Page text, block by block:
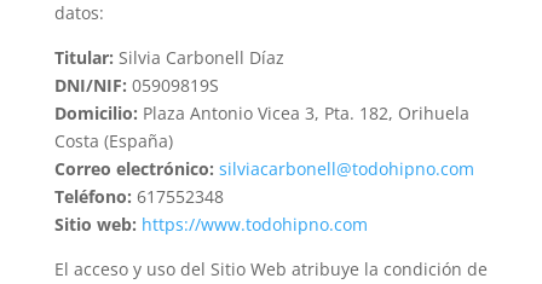
datos:
Titular: Silvia Carbonell Díaz
DNI/NIF: 05909819S
Domicilio: Plaza Antonio Vicea 3, Pta. 182, Orihuela
Costa (España)
Correo electrónico: silviacarbonell@todohipno.com
Teléfono: 617552348
Sitio web: https://www.todohipno.com
El acceso y uso del Sitio Web atribuye la condición de